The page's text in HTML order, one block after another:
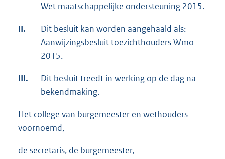
Wet maatschappelijke ondersteuning 2015.
II.
Dit besluit kan worden aangehaald als:
Aanwijzingsbesluit toezichthouders Wmo
2015.
III.
Dit besluit treedt in werking op de dag na
bekendmaking.
Het college van burgemeester en wethouders
voornoemd,
de secretaris, de burgemeester,